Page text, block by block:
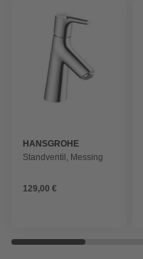
HANSGROHE
Standventil, Messing
129,00 €